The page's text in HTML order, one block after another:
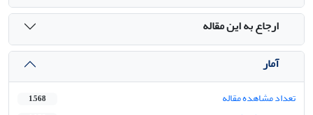
ارجاع به این مقاله
آمار
تعداد مشاهده مقاله 1,568